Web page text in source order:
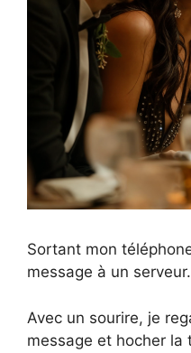
Sortant mon
message à un serveur.
Avec un sourire, je
message et hocher